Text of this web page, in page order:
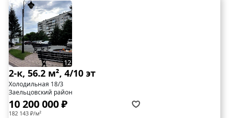
12
2-к, 56.2 м², 4/10 эт
Холодильная 18/3
Заельцовский район
10 200 000 ₽
182 143 ₽/м²